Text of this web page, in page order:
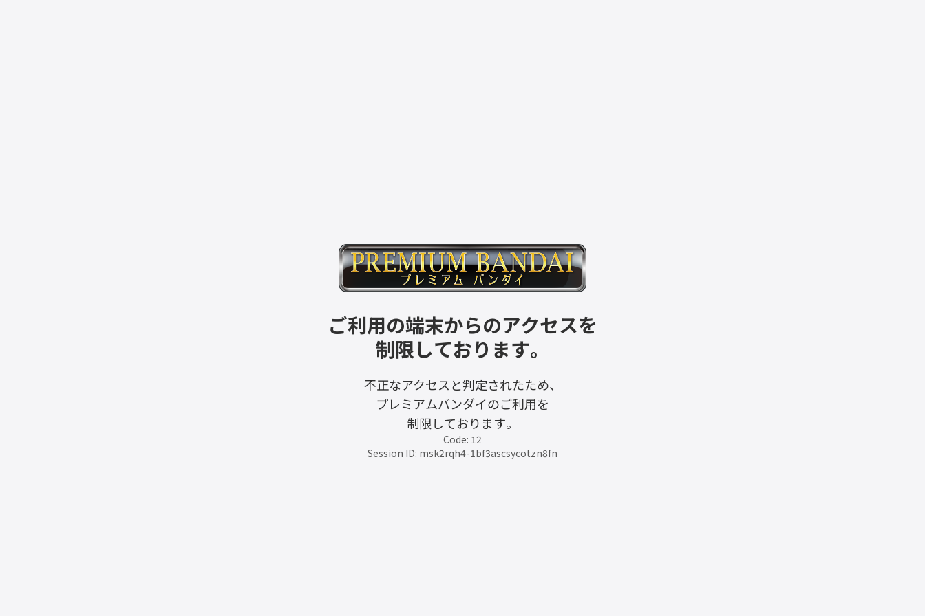
ご利用の端末からのアクセスを
制限しております。
不正なアクセスと判定されたため、
プレミアムバンダイのご利用を
制限しております。
Code: 12
Session ID: msk2rqh4-1bf3ascsycotzn8fn